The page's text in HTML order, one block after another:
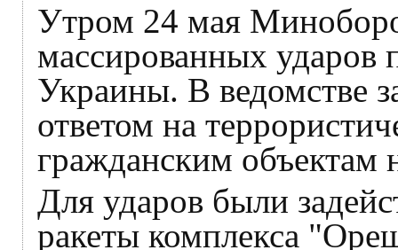
Утром 24 мая
массированных ударов
Украины. В ведомстве
ответом на
гражданским объектам
Для ударов были
ракеты комплекса